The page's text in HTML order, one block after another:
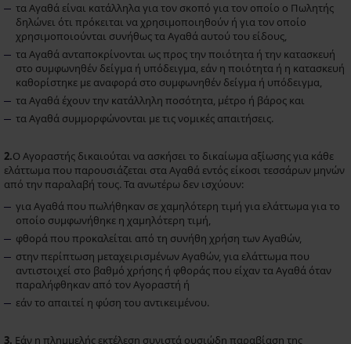
τα Αγαθά είναι κατάλληλα για τον σκοπό για τον οποίο ο Πωλητής
δηλώνει ότι πρόκειται να χρησιμοποιηθούν ή για τον οποίο
χρησιμοποιούνται συνήθως τα Αγαθά αυτού του είδους,
τα Αγαθά ανταποκρίνονται ως προς την ποιότητα ή την κατασκευή
στο συμφωνηθέν δείγμα ή υπόδειγμα, εάν η ποιότητα ή η κατασκευή
καθορίστηκε με αναφορά στο συμφωνηθέν δείγμα ή υπόδειγμα,
τα Αγαθά έχουν την κατάλληλη ποσότητα, μέτρο ή βάρος και
τα Αγαθά συμμορφώνονται με τις νομικές απαιτήσεις.
2.Ο Αγοραστής δικαιούται να ασκήσει το δικαίωμα αξίωσης για κάθε
ελάττωμα που παρουσιάζεται στα Αγαθά εντός είκοσι τεσσάρων μηνών
από την παραλαβή τους. Τα ανωτέρω δεν ισχύουν:
για Αγαθά που πωλήθηκαν σε χαμηλότερη τιμή για ελάττωμα για το
οποίο συμφωνήθηκε η χαμηλότερη τιμή,
φθορά που προκαλείται από τη συνήθη χρήση των Αγαθών,
στην περίπτωση μεταχειρισμένων Αγαθών, για ελάττωμα που
αντιστοιχεί στο βαθμό χρήσης ή φθοράς που είχαν τα Αγαθά όταν
παραλήφθηκαν από τον Αγοραστή ή
εάν το απαιτεί η φύση του αντικειμένου.
3. Εάν η πλημμελής εκτέλεση συνιστά ουσιώδη παραβίαση της